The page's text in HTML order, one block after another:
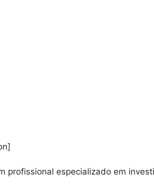
profissional especializado em